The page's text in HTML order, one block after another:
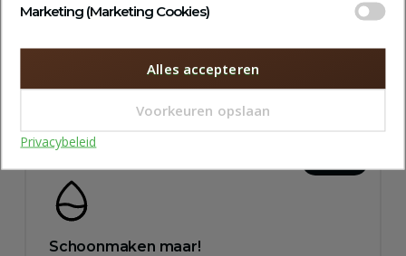
Offerte opstellen
Zet je schrap. Hier komt jouw offerte op maat voor
Schoonmaken maar!
Marketing (Marketing Cookies)
Alles accepteren
Voorkeuren opslaan
Privacybeleid